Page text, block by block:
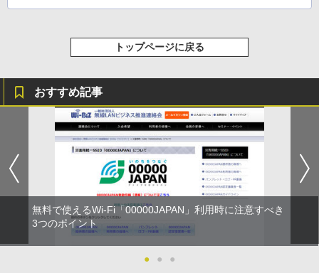
トップページに戻る
おすすめ記事
無料で使えるWi-Fi「00000JAPAN」利用時に注意すべき
3つのポイント
● ● ●